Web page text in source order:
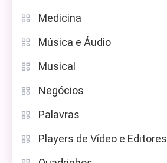
Medicina
Música e Áudio
Musical
Negócios
Palavras
Players de Vídeo e Editores